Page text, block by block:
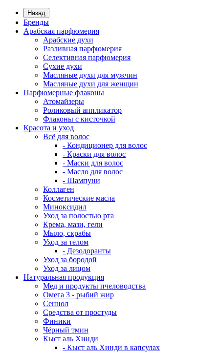
Назад
Бренды
Арабская парфюмерия
Арабские духи
Разливная парфюмерия
Селективная парфюмерия
Сухие духи
Масляные духи для мужчин
Масляные духи для женщин
Парфюмерные флаконы
Атомайзеры
Роликовый аппликатор
Флаконы с кисточкой
Красота и уход
Всё для волос
- Кондиционер для волос
- Краски для волос
- Маски для волос
- Масло для волос
- Шампуни
Коллаген
Косметические масла
Миноксидил
Уход за полостью рта
Крема, мази, гели
Мыло, скрабы
Уход за телом
- Дезодоранты
Уход за бородой
Уход за лицом
Натуральная продукция
Мед и продукты пчеловодства
Омега 3 - рыбий жир
Сеннол
Средства от простуды
Финики
Чёрный тмин
Кыст аль Хинди
- Кыст аль Хинди в капсулах